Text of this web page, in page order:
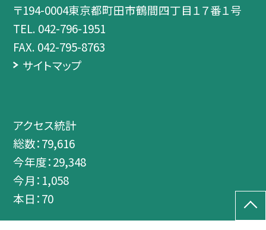
〒194-0004東京都町田市鶴間四丁目１７番１号
TEL. 042-796-1951
FAX. 042-795-8763
サイトマップ
アクセス統計
総数：79,616
今年度：29,348
今月： 1,058
本日：70